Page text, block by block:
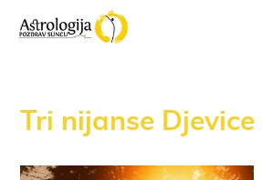
Tri nijanse Djevice